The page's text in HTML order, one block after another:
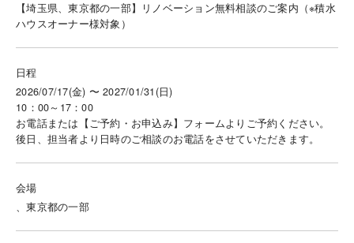
【埼玉県、東京都の一部】リノベーション無料相談のご案内（※積水
ハウスオーナー様対象）
日程
2026/07/17(金) 〜 2027/01/31(日)
10：00～17：00
お電話または【ご予約・お申込み】フォームよりご予約ください。
後日、担当者より日時のご相談のお電話をさせていただきます。
会場
、東京都の一部